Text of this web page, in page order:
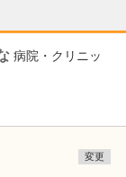
病院・クリニッ
変更